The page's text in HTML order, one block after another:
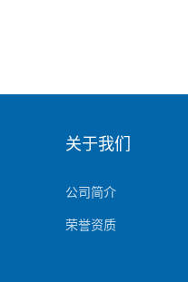
关于我们
公司简介
荣誉资质